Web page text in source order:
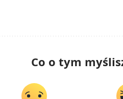
Co o tym